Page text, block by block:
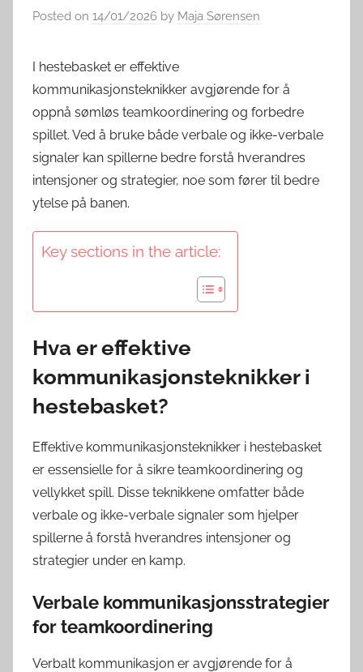
Posted on 14/01/2026 by Maja Sørensen
I hestebasket er effektive
kommunikasjonsteknikker avgjørende for å
oppnå sømløs teamkoordinering og forbedre
spillet. Ved å bruke både verbale og ikke-verbale
signaler kan spillerne bedre forstå hverandres
intensjoner og strategier, noe som fører til bedre
ytelse på banen.
Key sections in the article:
Hva er effektive
kommunikasjonsteknikker i
hestebasket?
Effektive kommunikasjonsteknikker i hestebasket
er essensielle for å sikre teamkoordinering og
vellykket spill. Disse teknikkene omfatter både
verbale og ikke-verbale signaler som hjelper
spillerne å forstå hverandres intensjoner og
strategier under en kamp.
Verbale kommunikasjonsstrategier
for teamkoordinering
Verbalt kommunikasjon er avgjørende for å